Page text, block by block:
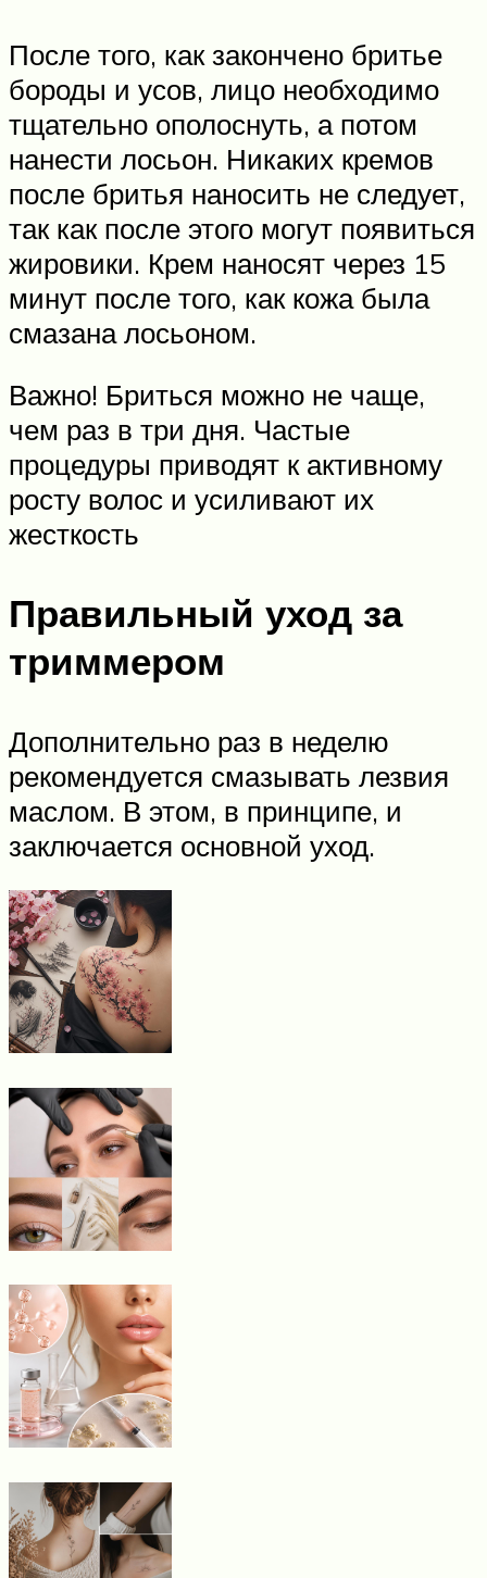
После того, как закончено бритье
бороды и усов, лицо необходимо
тщательно ополоснуть, а потом
нанести лосьон. Никаких кремов
после бритья наносить не следует,
так как после этого могут появиться
жировики. Крем наносят через 15
минут после того, как кожа была
смазана лосьоном.
Важно! Бриться можно не чаще,
чем раз в три дня. Частые
процедуры приводят к активному
росту волос и усиливают их
жесткость
Правильный уход за
триммером
Дополнительно раз в неделю
рекомендуется смазывать лезвия
маслом. В этом, в принципе, и
заключается основной уход.